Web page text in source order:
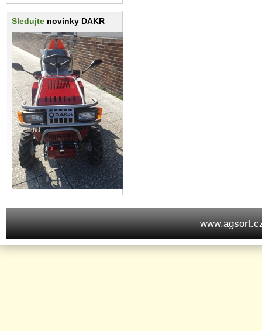
Sledujte novinky DAKR